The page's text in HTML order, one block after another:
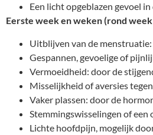
Een licht opgeblazen gevoel
Eerste week en weken (rond
Uitblijven van de
Gespannen, gevoelige of
Vermoeidheid: door de
Misselijkheid of aversies
Vaker plassen: door de
Stemmingswisselingen of een
Lichte hoofdpijn, mogelijk